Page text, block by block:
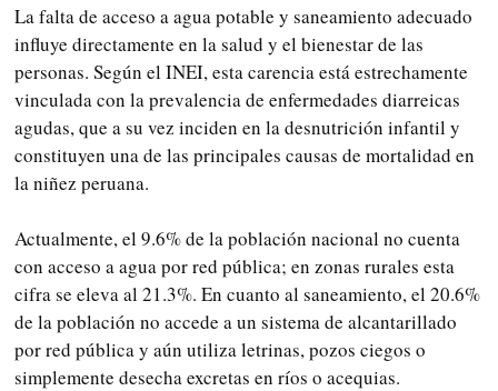
La falta de acceso a agua potable y saneamiento adecuado
influye directamente en la salud y el bienestar de las
personas. Según el INEI, esta carencia está estrechamente
vinculada con la prevalencia de enfermedades diarreicas
agudas, que a su vez inciden en la desnutrición infantil y
constituyen una de las principales causas de mortalidad en
la niñez peruana.
Actualmente, el 9.6% de la población nacional no cuenta
con acceso a agua por red pública; en zonas rurales esta
cifra se eleva al 21.3%. En cuanto al saneamiento, el 20.6%
de la población no accede a un sistema de alcantarillado
por red pública y aún utiliza letrinas, pozos ciegos o
simplemente desecha excretas en ríos o acequias.